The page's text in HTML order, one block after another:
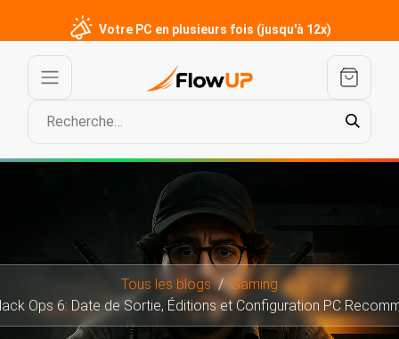
Votre PC en plusieurs fois (jusqu'à 12x)
Tous les blogs
Gaming
Ops 6: Date de Sortie, Éditions et Configuration PC